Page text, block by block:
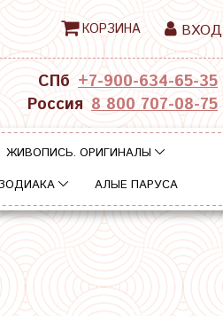
КОРЗИНА ВХОД
СПб +7-900-634-65-35
Россия 8 800 707-08-75
ЖИВОПИСЬ. ОРИГИНАЛЫ
АЛЫЕ ПАРУСА